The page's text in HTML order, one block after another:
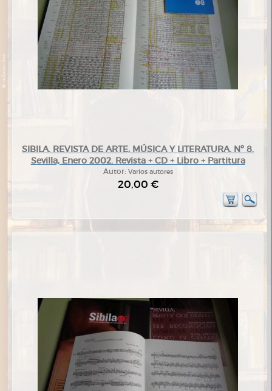
SIBILA. REVISTA DE ARTE, MÚSICA Y LITERATURA. Nº 8.
Sevilla, Enero 2002. Revista + CD + Libro + Partitura
Autor: Varios autores
20,00 €